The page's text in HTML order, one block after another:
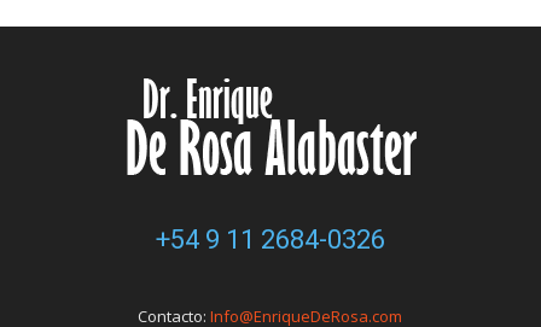
+54 9 11 2684-0326
Contacto:Info@EnriqueDeRosa.com